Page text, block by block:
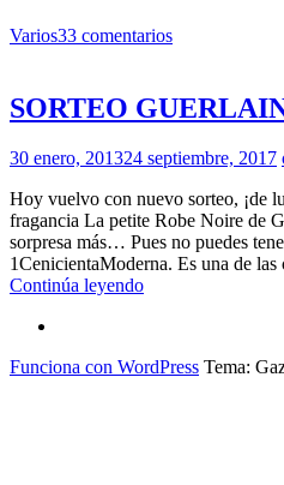
Varios33 comentarios
SORTEO
30 enero, 201324 septiembre, 2017
Hoy vuelvo con nuevo sorteo, ¡de
fragancia La petite Robe Noire de
sorpresa más… Pues no puedes
1CenicientaModerna. Es una de
Continúa leyendoSORTEO
Funciona con WordPress Tema: